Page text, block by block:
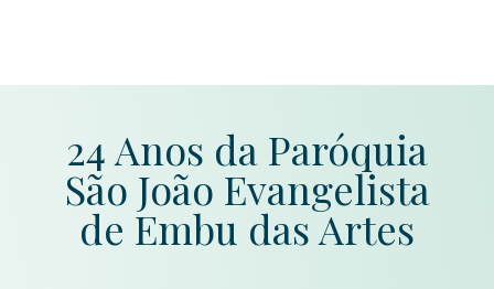
24 Anos da Paróquia
São João Evangelista
de Embu das Artes